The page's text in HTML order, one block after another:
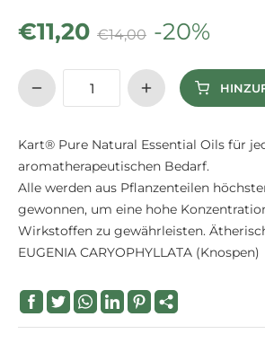
€11,20 €14,00 -20%
Kart® Pure Natural Essential Oils für
aromatherapeutischen Bedarf.
Alle werden aus Pflanzenteilen
gewonnen, um eine hohe
Wirkstoffen zu gewährleisten.
EUGENIA CARYOPHYLLATA (Knospen)